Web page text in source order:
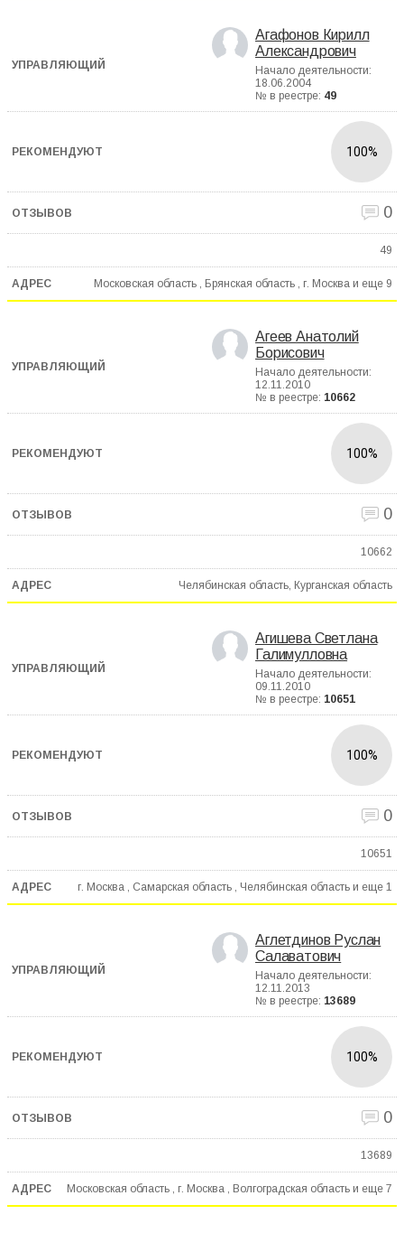
Агафонов Кирилл
Александрович
Начало деятельности:
18.06.2004
№ в реестре: 49
100%
0
49
Московская область , Брянская область , г. Москва и еще 9
Агеев Анатолий
Борисович
Начало деятельности:
12.11.2010
№ в реестре: 10662
100%
0
10662
Челябинская область, Курганская область
Агишева Светлана
Галимулловна
Начало деятельности:
09.11.2010
№ в реестре: 10651
100%
0
10651
г. Москва , Самарская область , Челябинская область и еще 1
Аглетдинов Руслан
Салаватович
Начало деятельности:
12.11.2013
№ в реестре: 13689
100%
0
13689
Московская область , г. Москва , Волгоградская область и еще 7